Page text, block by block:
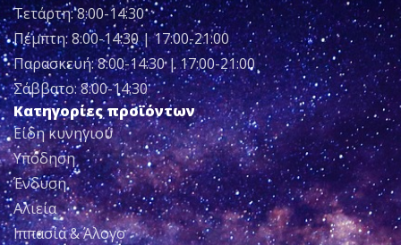
Τετάρτη: 8:00-14:30
Πέμπτη: 8:00-14:30 | 17:00-21:00
Παρασκευή: 8:00-14:30 | 17:00-21:00
Σάββατο: 8:00-14:30
Κατηγορίες προϊόντων
Είδη κυνηγιού
Υπόδηση
Ένδυση
Αλιεία
Ιππασία & Άλογο